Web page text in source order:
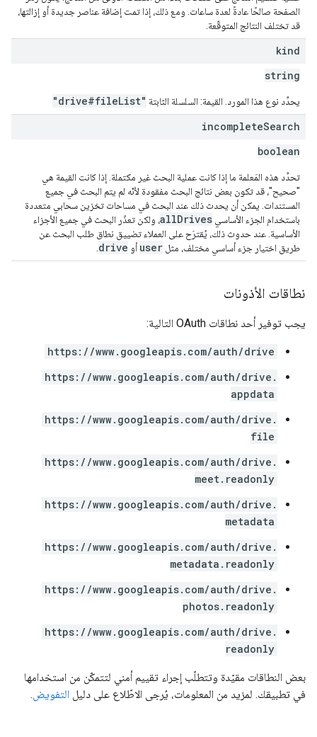
الصفحة صالحًا عادةً لعدة ساعات. ومع ذلك، إذا تمت إضافة عناصر جديدة أو إزالتها،
قد تختلف النتائج المتوقّعة.
kind
string
يحدِّد نوع هذا المورد. القيمة: السلسلة الثابتة "drive#fileList"
incompleteSearch
boolean
تحدِّد هذه المَعلمة ما إذا كانت عملية البحث غير مكتملة. إذا كانت القيمة هي
"صحيح"، قد تكون بعض نتائج البحث مفقودة لأنّه لم يتم البحث في جميع
المستندات. يمكن أن يحدث ذلك عند البحث في مساحات تخزين سحابي متعددة
باستخدام الجزء الأساسي allDrives، ولكن تعذّر البحث في جميع الأجزاء
الأساسية. عند حدوث ذلك، يُقترَح على العملاء تضييق نطاق طلب البحث عن
طريق اختيار جزء أساسي مختلف، مثل user أو drive
نطاقات الأذونات
يجب توفير أحد نطاقات OAuth التالية:
https://www.googleapis.com/auth/drive
https://www.googleapis.com/auth/drive.
appdata
https://www.googleapis.com/auth/drive.
file
https://www.googleapis.com/auth/drive.
meet.readonly
https://www.googleapis.com/auth/drive.
metadata
https://www.googleapis.com/auth/drive.
metadata.readonly
https://www.googleapis.com/auth/drive.
photos.readonly
https://www.googleapis.com/auth/drive.
readonly
بعض النطاقات مقيّدة وتتطلّب إجراء تقييم أمني لتتمكّن من استخدامها
في تطبيقك. لمزيد من المعلومات، يُرجى الاطّلاع على دليل التفويض.